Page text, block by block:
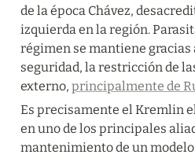
de la época Chávez,
izquierda en la región.
régimen se mantiene gracias
seguridad, la restricción de
externo, principalmente de
Es precisamente el Kremlin
en uno de los principales
mantenimiento de un